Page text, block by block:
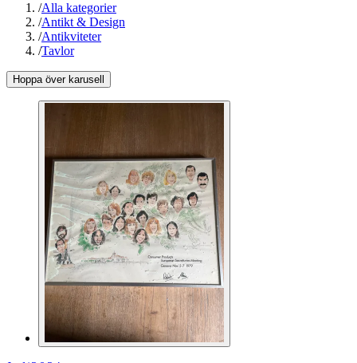
/Alla kategorier
/Antikt & Design
/Antikviteter
/Tavlor
Hoppa över karusell